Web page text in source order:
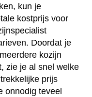
kun je
kostprijs voor
Doordat je
kozijn
zie je al snel welke
prijs
onnodig teveel